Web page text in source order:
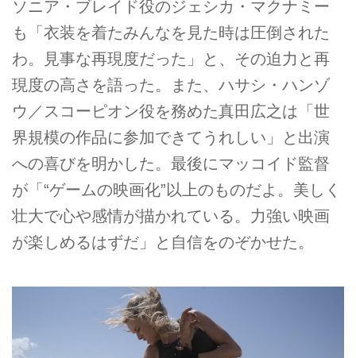
ソニア・ブレイド役のジェシカ・マクナミー
も「衣装を着たみんなを見た時は圧倒された
わ。見事な再現度だった」と、その迫力と再
現度の高さを語った。また、ハサシ・ハンゾ
ウ／スコーピオン役を務めた真田広之は「世
界規模の作品に参加できてうれしい」と出演
への喜びを明かした。最後にマッコイド監督
が「“ゲームの映画化”以上のものだよ。美しく
壮大で心や感情が描かれている。力強い映画
が楽しめるはずだ」と自信をのぞかせた。